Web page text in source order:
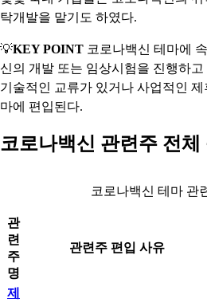
탁개발을 맡기도 하였다.
💡KEY POINT 코로나백신 테마에
신의 개발 또는 임상시험을 진행하
기술적인 교류가 있거나 사업적인
마에 편입된다.
코로나백신 관련주 전체
코로나백신 테마 관
관
련
주
명
관련주 편입 사유
제